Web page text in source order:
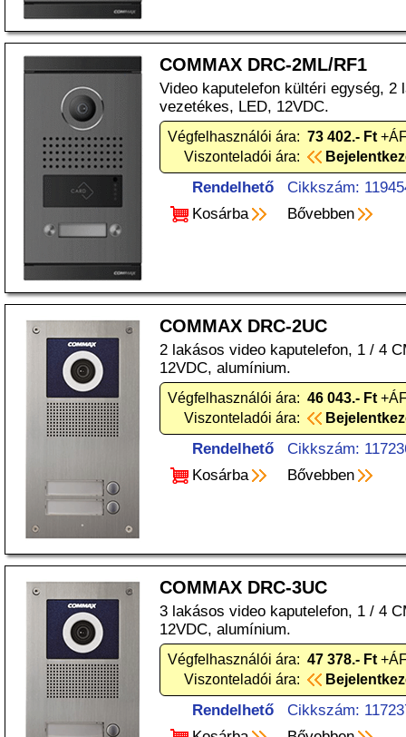
COMMAX DRC-2ML/RF1
Video kaputelefon kültéri egység, 2
vezetékes, LED, 12VDC.
Végfelhasználói ára: 73 402.- Ft
Viszonteladói ára:
Rendelhető
Cikkszám:
Kosárba
Bővebben
COMMAX DRC-2UC
2 lakásos video kaputelefon, 1 / 4
12VDC, alumínium.
Végfelhasználói ára: 46 043.- Ft
Viszonteladói ára:
Rendelhető
Cikkszám:
Kosárba
Bővebben
COMMAX DRC-3UC
3 lakásos video kaputelefon, 1 / 4
12VDC, alumínium.
Végfelhasználói ára: 47 378.- Ft
Viszonteladói ára:
Rendelhető
Cikkszám: